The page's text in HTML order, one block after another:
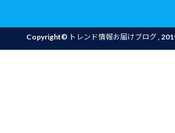
Copyright© トレンド情報お届けブログ,